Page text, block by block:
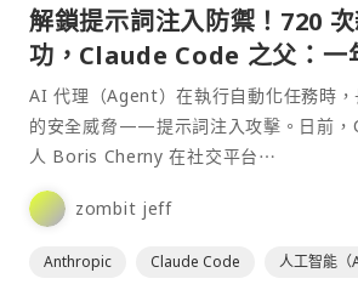
解鎖提示詞注入防禦！720
功，Claude Code 之父：一
想
AI 代理（Agent）在執行自動化任務時
的安全威脅——提示詞注入攻擊。日前，
人 Boris Cherny 在社交平台⋯
zombit jeff
Anthropic Claude Code 人工智能（